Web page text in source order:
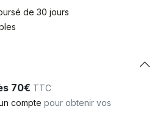
de 30 jours
70€ TTC
compte pour obtenir vos